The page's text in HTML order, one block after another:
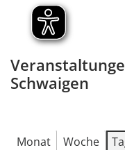
Schwaigen
Monat Woche